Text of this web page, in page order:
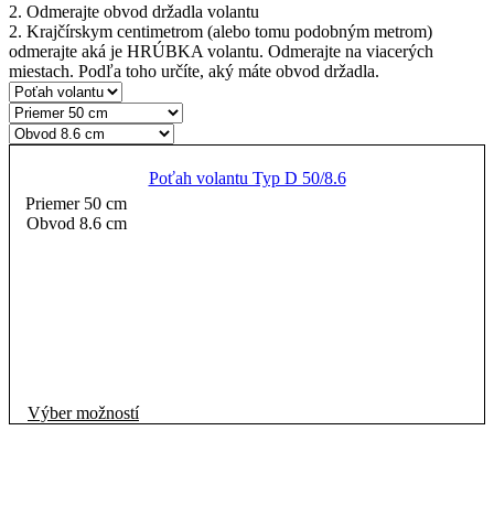
2. Odmerajte obvod držadla volantu
2. Krajčírskym centimetrom (alebo tomu podobným metrom)
odmerajte aká je HRÚBKA volantu. Odmerajte na viacerých
miestach. Podľa toho určíte, aký máte obvod držadla.
Poťah volantu Typ D 50/8.6
Priemer 50 cm
Obvod 8.6 cm
Výber možností